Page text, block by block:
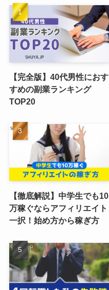
【完全版】40代男性におす
すめの副業ランキング
TOP20
【徹底解説】中学生でも10
万稼ぐならアフィリエイト
一択！始め方から稼ぎ方